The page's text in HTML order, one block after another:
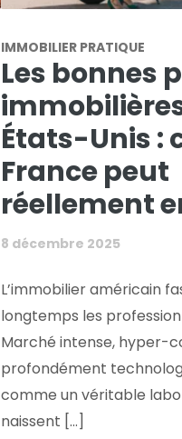
IMMOBILIER PRATIQUE
Les bonnes
États-Unis :
France peut
réellement
8 décembre 2025
L’immobilier américain
longtemps les
Marché intense, hyper-
profondément
comme un véritable
naissent [...]